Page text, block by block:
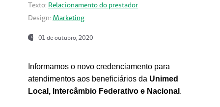
Texto: Relacionamento do prestador
Design: Marketing
01 de outubro, 2020
Informamos o novo credenciamento para
atendimentos aos beneficiários da Unimed
Local, Intercâmbio Federativo e Nacional .